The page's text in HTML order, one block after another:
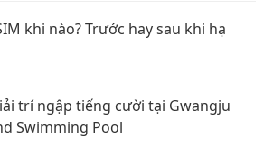
khi nào? Trước hay sau khi hạ
trí ngập tiếng cười tại Gwangju
Swimming Pool